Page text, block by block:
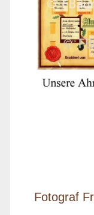
Fotograf